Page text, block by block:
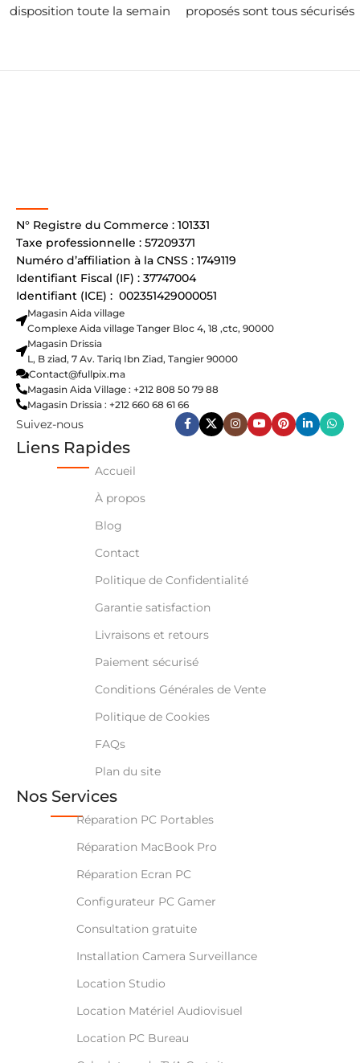
disposition toute la semain
proposés sont tous sécurisés
N° Registre du Commerce : 101331
Taxe professionnelle : 57209371
Numéro d’affiliation à la CNSS : 1749119
Identifiant Fiscal (IF) : 37747004
Identifiant (ICE) : 002351429000051
Magasin Aida village
Complexe Aida village Tanger Bloc 4, 18 ,ctc, 90000
Magasin Drissia
L, B ziad, 7 Av. Tariq Ibn Ziad, Tangier 90000
Contact@fullpix.ma
Magasin Aida Village : +212 808 50 79 88
Magasin Drissia : +212 660 68 61 66
Suivez-nous
Liens Rapides
Accueil
À propos
Blog
Contact
Politique de Confidentialité
Garantie satisfaction
Livraisons et retours
Paiement sécurisé
Conditions Générales de Vente
Politique de Cookies
FAQs
Plan du site
Nos Services
Réparation PC Portables
Réparation MacBook Pro
Réparation Ecran PC
Configurateur PC Gamer
Consultation gratuite
Installation Camera Surveillance
Location Studio
Location Matériel Audiovisuel
Location PC Bureau